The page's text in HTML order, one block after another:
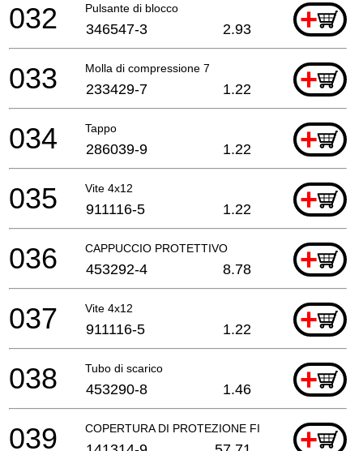
Pulsante di blocco +
032 346547-3 2.93
Molla di compressione 7 +
033 233429-7 1.22
Tappo +
034 286039-9 1.22
Vite 4x12 +
035 911116-5 1.22
CAPPUCCIO PROTETTIVO +
036 453292-4 8.78
Vite 4x12 +
037 911116-5 1.22
Tubo di scarico +
038 453290-8 1.46
COPERTURA DI PROTEZIONE FISSA +
039